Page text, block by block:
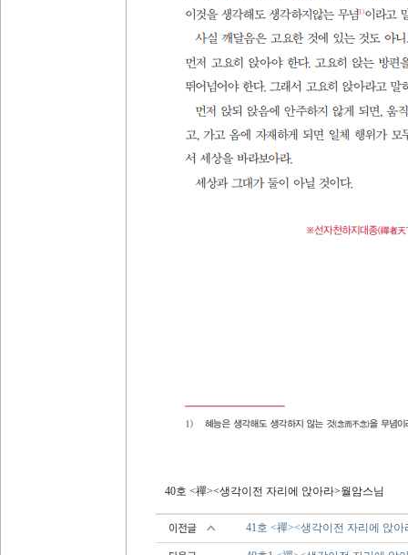
40호 <禪><생각이전 자리에 앉아라>월암스님
41호 <禪><생각이전 자리에 앉아